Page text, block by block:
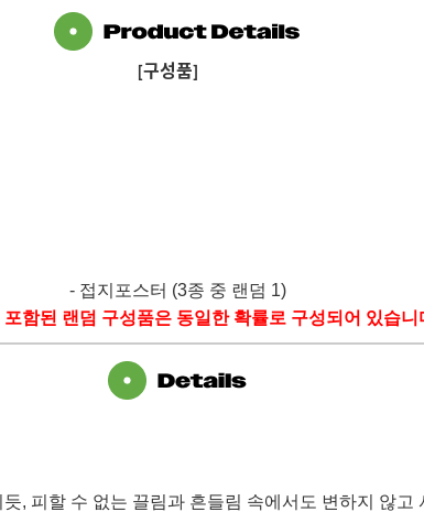
[구성품]
- 접지포스터 (3종 중 랜덤 1)
포함된 랜덤 구성품은 동일한 확률로 구성되어 있습니
듯, 피할 수 없는 끌림과 흔들림 속에서도 변하지 않